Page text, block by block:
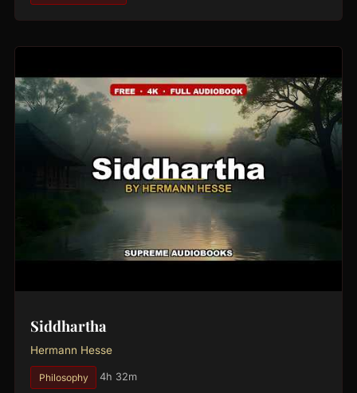
Siddhartha
Hermann Hesse
Philosophy 4h 32m